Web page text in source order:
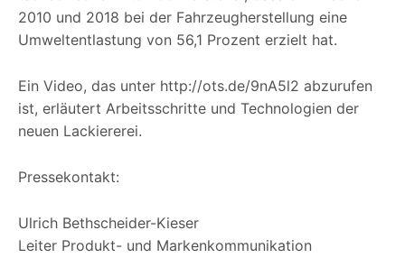
2010 und 2018 bei der Fahrzeugherstellung eine
Umweltentlastung von 56,1 Prozent erzielt hat.
Ein Video, das unter http://ots.de/9nA5l2 abzurufen
ist, erläutert Arbeitsschritte und Technologien der
neuen Lackiererei.
Pressekontakt:
Ulrich Bethscheider-Kieser
Leiter Produkt- und Markenkommunikation